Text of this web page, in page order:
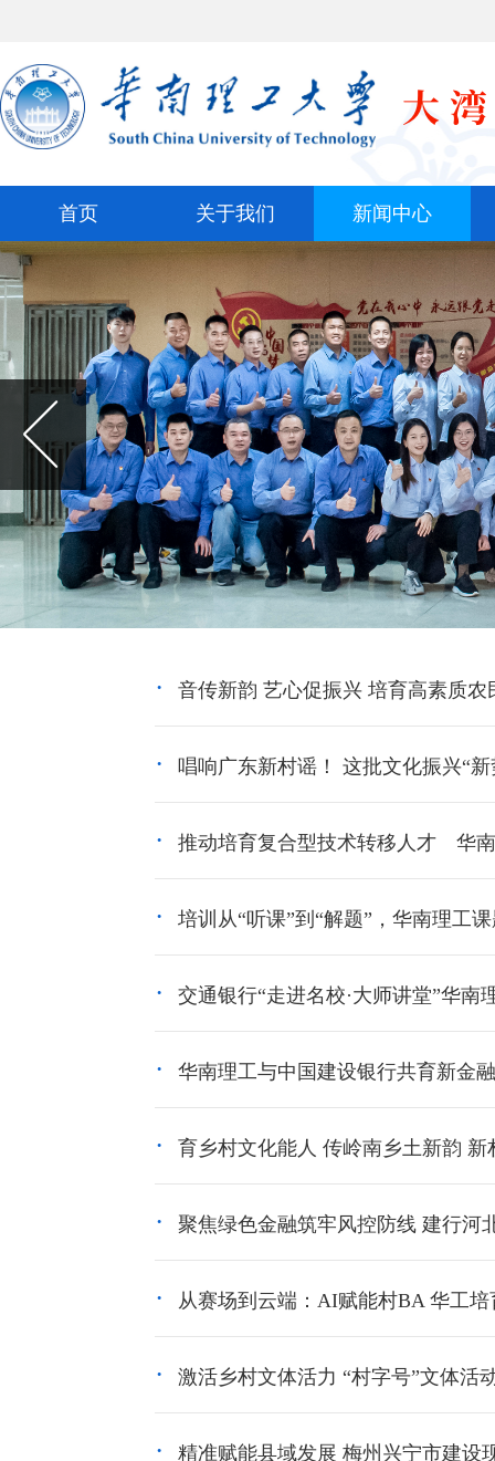
首页 关于我们 新闻中心
音传新韵 艺心促振兴 培育高素质
唱响广东新村谣！ 这批文化振兴“
推动培育复合型技术转移人才 华
培训从“听课”到“解题”，华南理工
交通银行“走进名校·大师讲堂”华南
华南理工与中国建设银行共育新金
育乡村文化能人 传岭南乡土新韵
聚焦绿色金融筑牢风控防线 建行河
从赛场到云端：AI赋能村BA 华工
激活乡村文体活力 “村字号”文体活
精准赋能县域发展 梅州兴宁市建设